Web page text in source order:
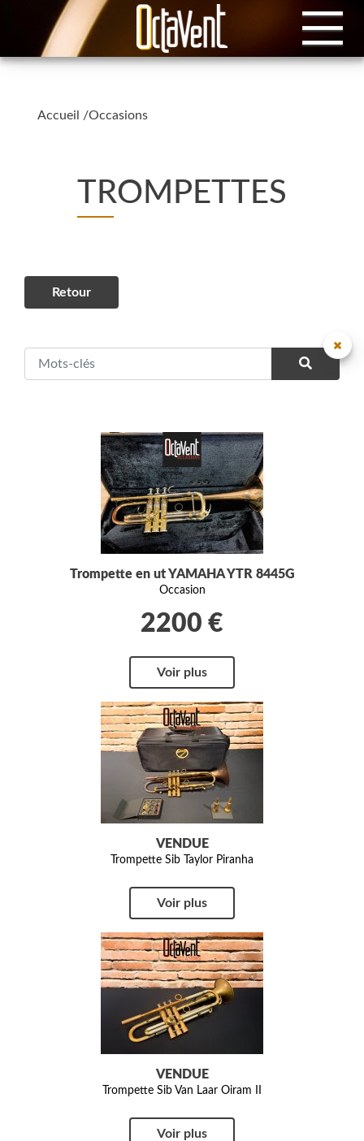
Accueil /Occasions
TROMPETTES
Retour
Trompette en ut YAMAHA YTR 8445G
Occasion
2200 €
Voir plus
VENDUE
Trompette Sib Taylor Piranha
Voir plus
VENDUE
Trompette Sib Van Laar Oiram II
Voir plus